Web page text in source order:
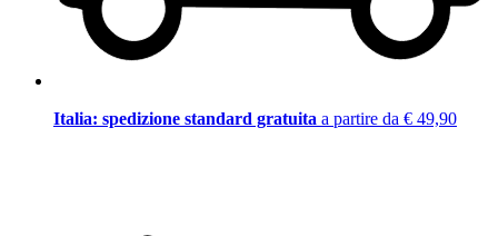
Italia: spedizione standard gratuita a partire da € 49,90